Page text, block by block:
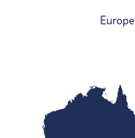
Europe